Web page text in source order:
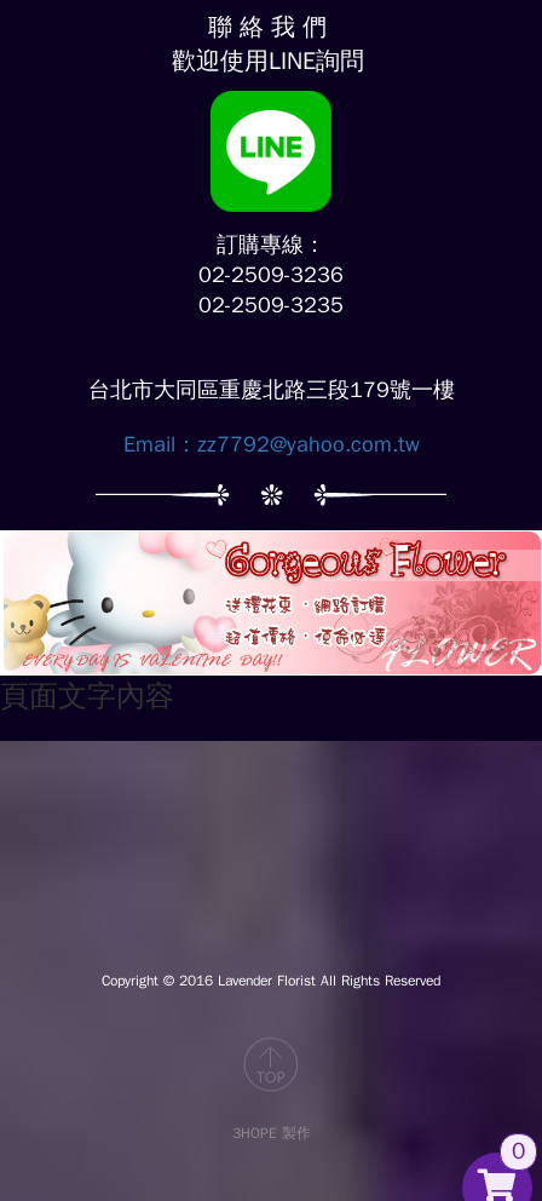
聯 絡 我 們
歡迎使用LINE詢問
訂購專線：
02-2509-3236
02-2509-3235
台北市大同區重慶北路三段179號一樓
Email： zz7792@yahoo.com.tw
頁面文字內容
Copyright © 2016 Lavender Florist All Rights Reserved
3HOPE 製作
0